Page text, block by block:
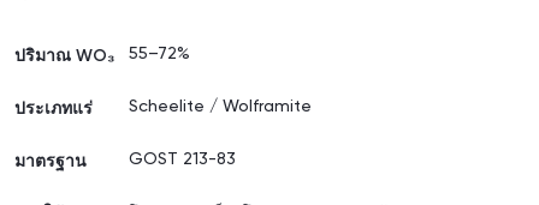
ปริมาณ WO₃ 55–72%
ประเภทแร่ Scheelite / Wolframite
มาตรฐาน GOST 213-83